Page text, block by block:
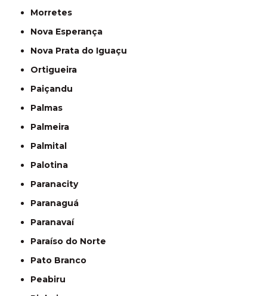
Morretes
Nova Esperança
Nova Prata do Iguaçu
Ortigueira
Paiçandu
Palmas
Palmeira
Palmital
Palotina
Paranacity
Paranaguá
Paranavaí
Paraíso do Norte
Pato Branco
Peabiru